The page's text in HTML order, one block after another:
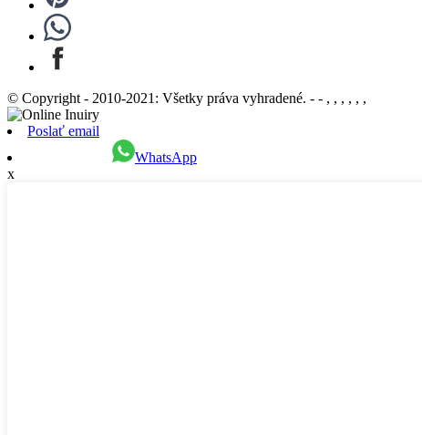
© Copyright - 2010-2021: Všetky práva vyhradené. - - , , , , , ,
Poslať email
WhatsApp
x